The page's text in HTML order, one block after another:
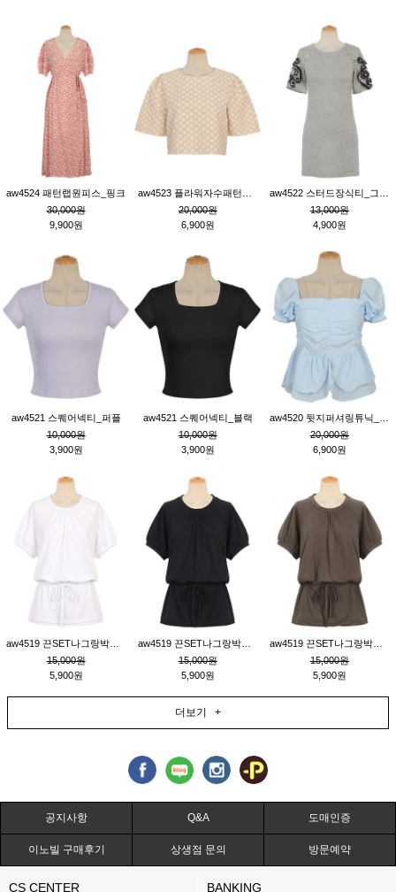
aw4524 패턴랩원피스_핑크
30,000원
9,900원
20,000원
6,900원
13,000원
4,900원
aw4521 스퀘어넥티_퍼플
10,000원
3,900원
aw4521 스퀘어넥티_블랙
10,000원
3,900원
20,000원
6,900원
15,000원
5,900원
15,000원
5,900원
15,000원
5,900원
더보기 +
공지사항 Q&A 도매인증
이노빌 구매후기 상생점 문의 방문예약
CS CENTER BANKING